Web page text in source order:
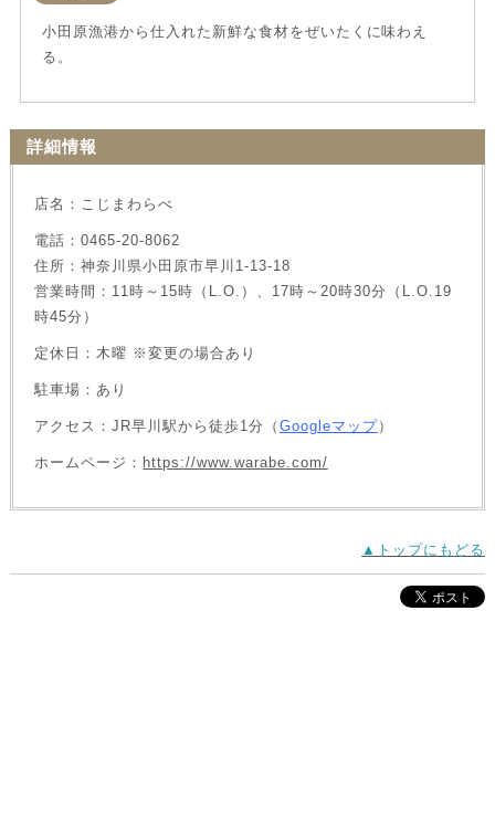
小田原漁港から仕入れた新鮮な食材をぜいたくに味わえ
る。
詳細情報
店名：こじまわらべ
電話：0465-20-8062
住所：神奈川県小田原市早川1-13-18
営業時間：11時～15時（L.O.）、17時～20時30分（L.O.19
時45分）
定休日：木曜 ※変更の場合あり
駐車場：あり
アクセス：JR早川駅から徒歩1分（Googleマップ）
ホームページ： https://www.warabe.com/
▲トップにもどる